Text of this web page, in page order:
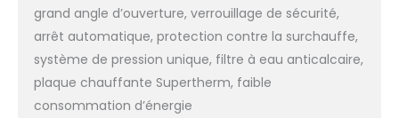
grand angle d’ouverture, verrouillage de sécurité,
arrêt automatique, protection contre la surchauffe,
système de pression unique, filtre à eau anticalcaire,
plaque chauffante Supertherm, faible
consommation d’énergie